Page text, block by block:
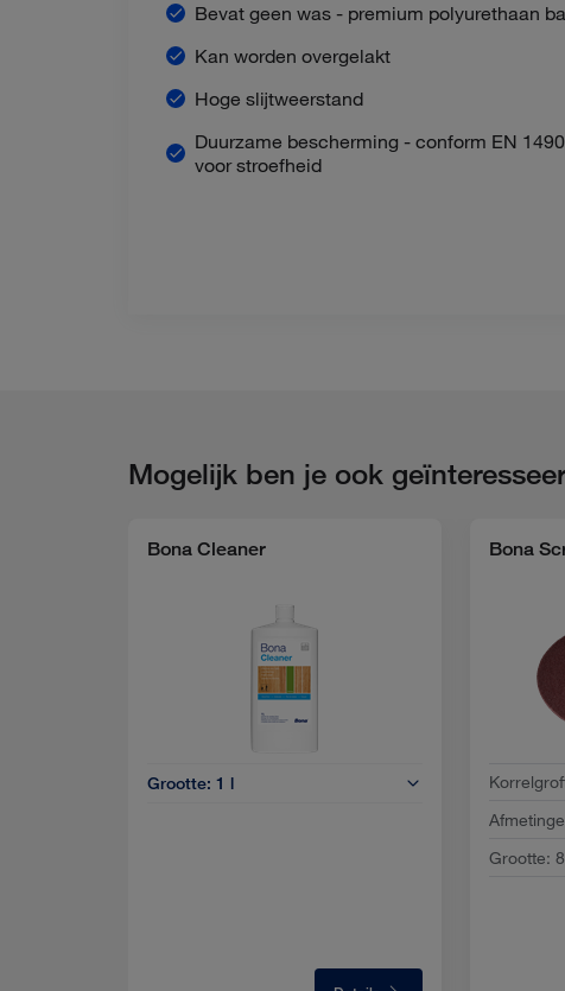
Bevat geen was - premium polyurethaan
Kan worden overgelakt
Hoge slijtweerstand
Duurzame bescherming - conform EN
voor stroefheid
Mogelijk ben je ook
Bona Cleaner
Grootte: 1 l
Bona
Grootte: